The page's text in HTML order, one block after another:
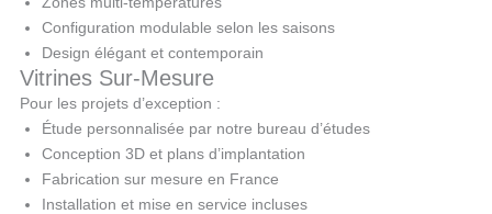
Configuration modulable selon les saisons
Design élégant et contemporain
Vitrines Sur-Mesure
Pour les projets d’exception :
Étude personnalisée par notre bureau d’études
Conception 3D et plans d’implantation
Fabrication sur mesure en France
Installation et mise en service incluses